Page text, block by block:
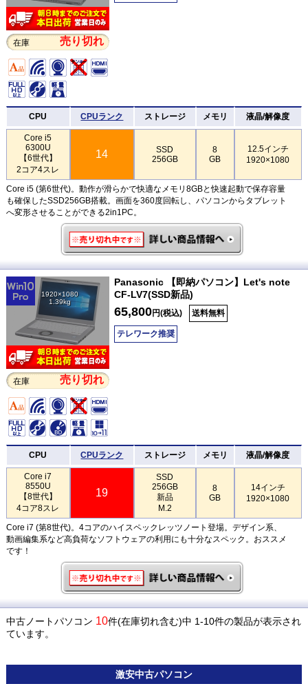
在庫 売り切れ
CPU CPUランク ストレージ メモリ 液晶/解像度
Core i5
6300U
【6世代】
2コア4スレ
14
SSD
256GB
8
GB
12.5インチ
1920×1080
Core i5 (第6世代)。動作が滑らかで快適なメモリ8GBと快速起動で保存容量
も確保したSSD256GB搭載。画面を360度回転し、パソコンからタブレット
へ変形させることができる2in1PC。
1920×1080
1.39kg
在庫 売り切れ
Panasonic 【即納パソコン】Let's note
CF-LV7(SSD新品)
65,800円(税込) 送料無料
テレワーク推奨
CPU CPUランク ストレージ メモリ 液晶/解像度
Core i7
8550U
【8世代】
4コア8スレ
19
SSD
256GB
新品
M.2
8
GB
14インチ
1920×1080
Core i7 (第8世代)。4コアのハイスペックレッツノート登場。デザイン系、
動画編集系など高負荷なソフトウェアの利用にも十分なスペック。おススメ
です！
中古ノートパソコン 10件(在庫切れ含む)中 1-10件の製品が表示され
ています。
激安中古パソコン